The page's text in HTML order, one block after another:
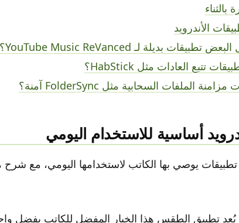
الأندرويد
يوصي بها الكاتب لاستخدامها اليومي، مع
يُعد تطبيق الطقس هذا الخيار المفضل للكاتب بفضل